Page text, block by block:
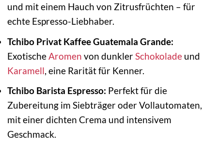
und mit einem Hauch von Zitrusfrüchten – für
echte Espresso-Liebhaber.
Tchibo Privat Kaffee Guatemala Grande:
ExotischeAromen von dunklerSchokolade und
Karamell, eine Rarität für Kenner.
Tchibo Barista Espresso: Perfekt für die
Zubereitung im Siebträger oder Vollautomaten,
mit einer dichten Crema und intensivem
Geschmack.